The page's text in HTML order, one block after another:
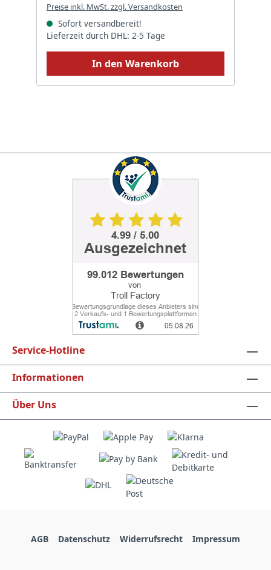
Preise inkl. MwSt. zzgl. Versandkosten
Sofort versandbereit!
Lieferzeit durch DHL: 2-5 Tage
In den Warenkorb
Service-Hotline
Informationen
Über Uns
AGB Datenschutz Widerrufsrecht Impressum